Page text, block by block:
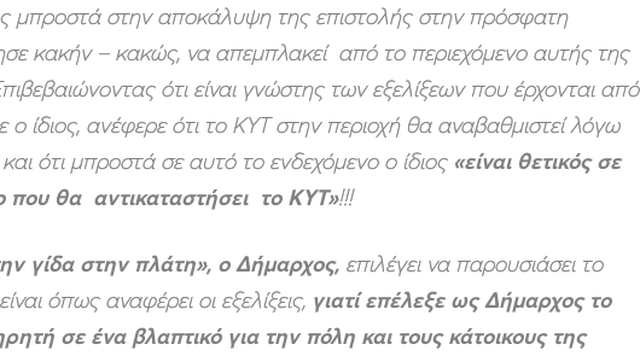
μπροστά στην αποκάλυψη της επιστολής στην πρόσφατη
κακήν – κακώς, να απεμπλακεί από το περιεχόμενο αυτής της
ότι είναι γνώστης των εξελίξεων που έρχονται από
ίδιος, ανέφερε ότι το ΚΥΤ στην περιοχή θα αναβαθμιστεί λόγω
ότι μπροστά σε αυτό το ενδεχόμενο ο ίδιος «είναι θετικός σε
που θα αντικαταστήσει το ΚΥΤ»!!!
γίδα στην πλάτη», ο Δήμαρχος, επιλέγει να παρουσιάσει το
όπως αναφέρει οι εξελίξεις, γιατί επέλεξε ως Δήμαρχος το
σε ένα βλαπτικό για την πόλη και τους κάτοικους της